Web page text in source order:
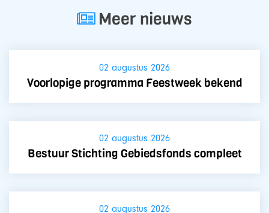
Meer nieuws
02 augustus 2026
Voorlopige programma Feestweek bekend
02 augustus 2026
Bestuur Stichting Gebiedsfonds compleet
02 augustus 2026